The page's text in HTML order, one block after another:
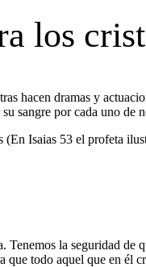
los
hacen dramas y
sangre por cada uno de
Isaias 53 el profeta
la seguridad
todo aquel que en él